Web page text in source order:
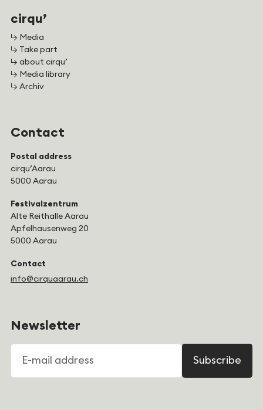
cirqu’
↳ Media
↳ Take part
↳ about cirqu’
↳ Media library
↳ Archiv
Contact
Postal address
cirqu’Aarau
5000 Aarau
Festivalzentrum
Alte Reithalle Aarau
Apfelhausenweg 20
5000 Aarau
Contact
info@cirquaarau.ch
Newsletter
Subscribe